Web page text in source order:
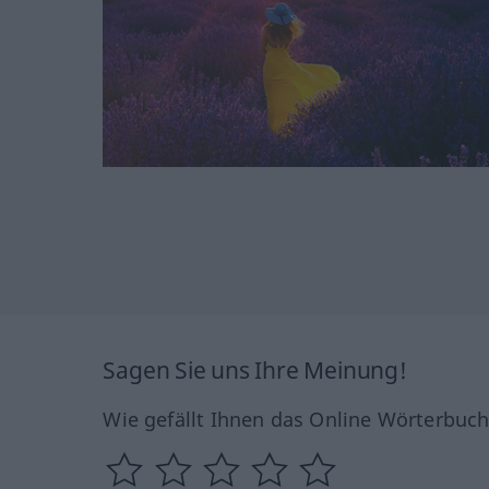
Sagen Sie uns Ihre Meinung!
Wie gefällt Ihnen das Online